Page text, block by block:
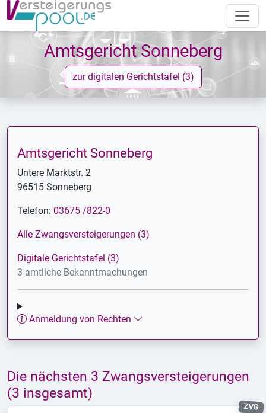
Amtsgericht Sonneberg
zur digitalen Gerichtstafel (3)
Die nächsten 3 Zwangsversteigerungen
(3 insgesamt)
ZVG
Amtsgericht Sonneberg
Untere Marktstr. 2
96515 Sonneberg
Telefon: 03675 /822-0
Alle Zwangsversteigerungen (3)
Digitale Gerichtstafel (3)
3 amtliche Bekanntmachungen
Anmeldung von Rechten